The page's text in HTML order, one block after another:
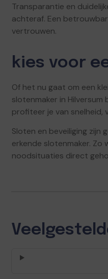
Transparantie en
achteraf. Een
vertrouwen.
kies voor
Of het nu gaat om een
slotenmaker in
profiteer je van snelheid,
Sloten en beveiliging zijn
erkende slotenmaker.
noodsituaties direct